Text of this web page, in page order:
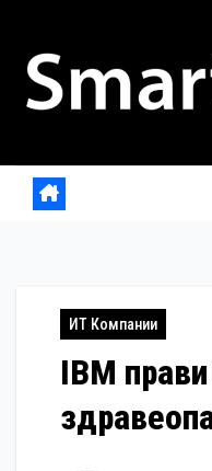
content
ИТ Компании
IBM